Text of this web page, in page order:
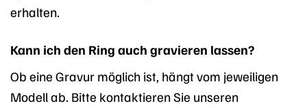
erhalten.
Kann ich den Ring auch gravieren lassen?
Ob eine Gravur möglich ist, hängt vom jeweiligen
Modell ab. Bitte kontaktieren Sie unseren